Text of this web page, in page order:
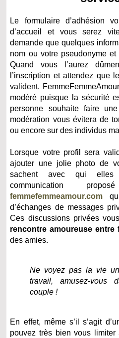
Le formulaire d’adhésion
d’accueil et vous serez
demande que quelques
nom ou votre pseudonyme
Quand vous l’aurez
l’inscription et attendez que
valident.
modéré puisque la sécurité
personne souhaite faire
modération vous évitera de
ou encore sur des individus
Lorsque votre profil sera
ajouter une jolie photo de
sachent avec qui elles
communication
femmefemmeamour.com
d’échanges de messages
Ces discussions privées
rencontre amoureuse entre
des amies.
Ne voyez pas la vie
travail, amusez-vous
couple !
En effet, même s’il s’agit
pouvez très bien vous